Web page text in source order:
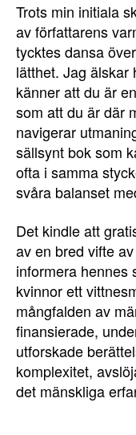
Trots min initiala
av författarens
tycktes dansa
lätthet. Jag älskar
känner att du är
som att du är där
navigerar
sällsynt bok som
ofta i samma
svåra balanset
Det kindle att
av en bred vifte
informera hennes
kvinnor ett
mångfalden av
finansierade,
utforskade
komplexitet,
det mänskliga